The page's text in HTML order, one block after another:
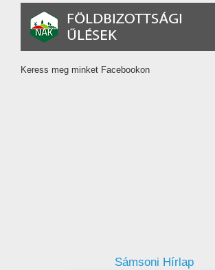
Keress meg minket Facebookon
Sámsoni Hírlap